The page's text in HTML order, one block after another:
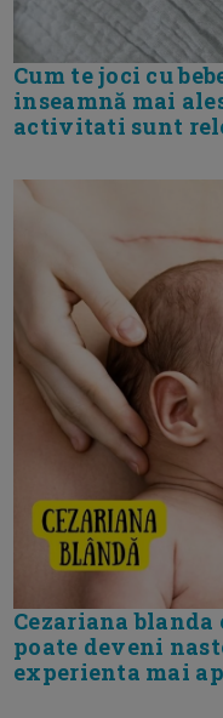
Cum te joci cu
inseamnă mai
activitati sunt
Cezariana
poate deveni
experienta mai